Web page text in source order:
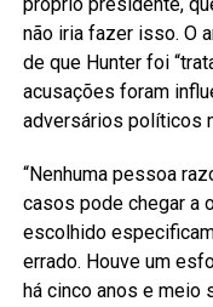
não iria fazer isso. O
de que Hunter foi
acusações foram
adversários políticos
“Nenhuma pessoa
casos pode chegar a
escolhido
errado. Houve um
há cinco anos e meio